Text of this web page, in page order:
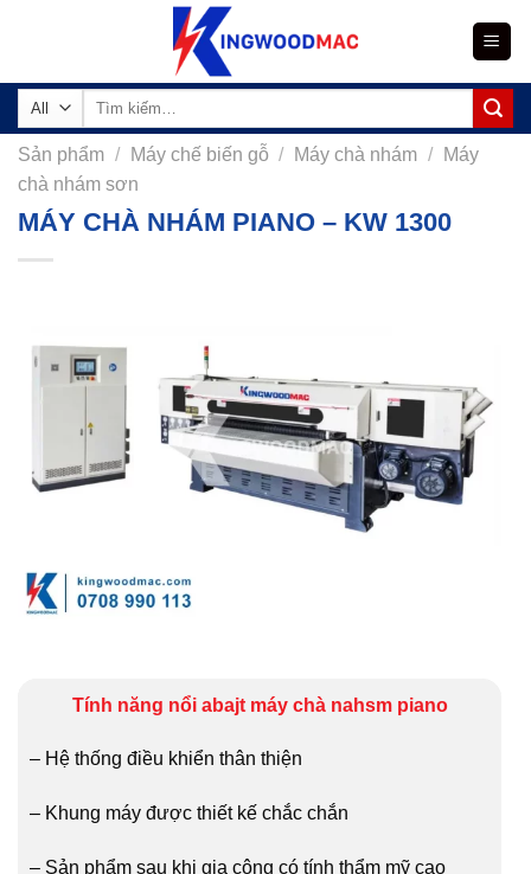
Tìm
Sản phẩm / Máy chế biến gỗ / Máy chà nhám /
Máy
chà nhám sơn
MÁY CHÀ NHÁM PIANO – KW 1300
Tính năng nổi abajt máy chà nahsm piano
– Hệ thống điều khiển thân thiện
– Khung máy được thiết kế chắc chắn
– Sản phẩm sau khi gia công có tính thẩm mỹ cao